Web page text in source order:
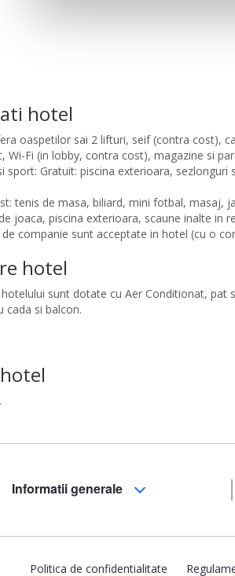
hotel
oaspetilor sai 2 lifturi, seif (contra cost),
Wi-Fi (in lobby, contra cost), magazine si
sport: Gratuit: piscina exterioara,
tenis de masa, biliard, mini fotbal, masaj,
joaca, piscina exterioara, scaune inalte in
companie sunt acceptate in hotel (cu o
hotel
hotelului sunt dotate cu Aer Conditionat,
cada si balcon.
Informatii generale
Politica de confidentialitate